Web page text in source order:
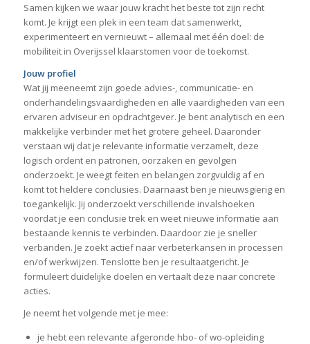
Samen kijken we waar jouw kracht het beste tot zijn recht
komt. Je krijgt een plek in een team dat samenwerkt,
experimenteert en vernieuwt – allemaal met één doel: de
mobiliteit in Overijssel klaarstomen voor de toekomst.
Jouw profiel
Wat jij meeneemt zijn goede advies-, communicatie- en
onderhandelingsvaardigheden en alle vaardigheden van een
ervaren adviseur en opdrachtgever. Je bent analytisch en een
makkelijke verbinder met het grotere geheel. Daaronder
verstaan wij dat je relevante informatie verzamelt, deze
logisch ordent en patronen, oorzaken en gevolgen
onderzoekt. Je weegt feiten en belangen zorgvuldig af en
komt tot heldere conclusies. Daarnaast ben je nieuwsgierig en
toegankelijk. Jij onderzoekt verschillende invalshoeken
voordat je een conclusie trek en weet nieuwe informatie aan
bestaande kennis te verbinden. Daardoor zie je sneller
verbanden. Je zoekt actief naar verbeterkansen in processen
en/of werkwijzen. Tenslotte ben je resultaatgericht. Je
formuleert duidelijke doelen en vertaalt deze naar concrete
acties.
Je neemt het volgende met je mee:
je hebt een relevante afgeronde hbo- of wo-opleiding